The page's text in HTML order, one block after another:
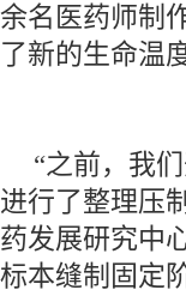
余名医药师制
了新的生命温度
“之前，我
进行了整理压
药发展研究中
标本缝制固定